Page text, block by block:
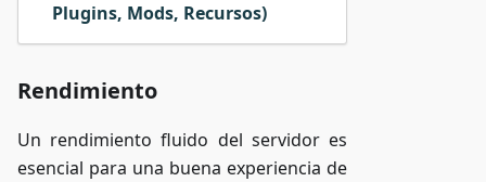
Plugins, Mods, Recursos)
Rendimiento
Un rendimiento fluido del servidor es
esencial para una buena experiencia de